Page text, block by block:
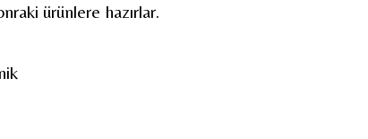
ürünlere hazırlar.